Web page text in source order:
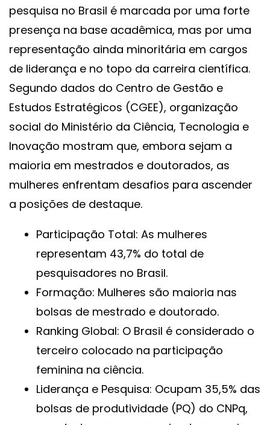
pesquisa no Brasil é marcada por uma forte
presença na base acadêmica, mas por uma
representação ainda minoritária em cargos
de liderança e no topo da carreira científica.
Segundo dados do Centro de Gestão e
Estudos Estratégicos (CGEE), organização
social do Ministério da Ciência, Tecnologia e
Inovação mostram que, embora sejam a
maioria em mestrados e doutorados, as
mulheres enfrentam desafios para ascender
a posições de destaque.
Participação Total: As mulheres
representam 43,7% do total de
pesquisadores no Brasil.
Formação: Mulheres são maioria nas
bolsas de mestrado e doutorado.
Ranking Global: O Brasil é considerado o
terceiro colocado na participação
feminina na ciência.
Liderança e Pesquisa: Ocupam 35,5% das
bolsas de produtividade (PQ) do CNPq,